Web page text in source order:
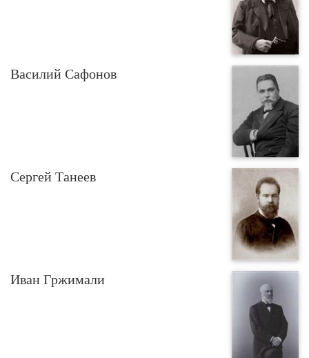
Василий Сафонов
Сергей Танеев
Иван Гржимали